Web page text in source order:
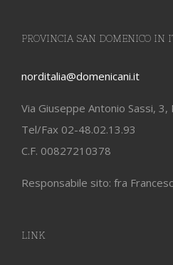
PROVINCIA SAN DOMENICO IN
norditalia@domenicani.it
Via Giuseppe Antonio Sassi,
Tel/Fax 02-48.02.13.93
C.F. 00827210378
Responsabile sito: fra
LINK